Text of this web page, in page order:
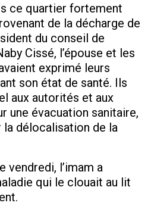
ce quartier fortement
de la décharge de
du conseil de
Cissé, l’épouse et les
exprimé leurs
son état de santé. Ils
aux autorités et aux
une évacuation sanitaire,
délocalisation de la
vendredi, l’imam a
qui le clouait au lit